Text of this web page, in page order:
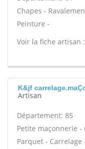
Chapes -
Peinture -
Voir la fiche artisan :
K&jf
Artisan
Département: 85
Petite maçonnerie -
Parquet -